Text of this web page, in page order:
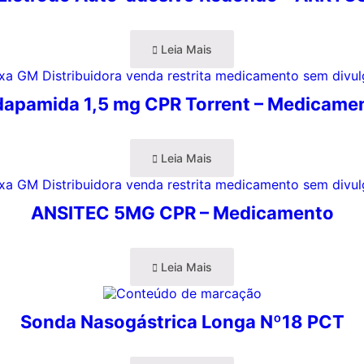
Leia Mais
1,5 mg CPR Torrent –
Leia Mais
ANSITEC 5MG CPR – Medicamento
Leia Mais
Sonda Nasogástrica Longa Nº18 PCT